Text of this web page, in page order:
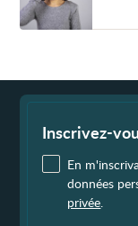
et
autour
Inscrivez-
En
données
privée.